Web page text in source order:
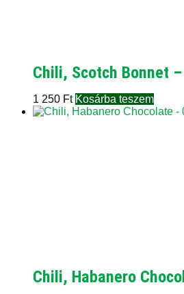
Chili, Scotch Bonnet
1 250 Ft Kosárba teszem
Chili, Habanero